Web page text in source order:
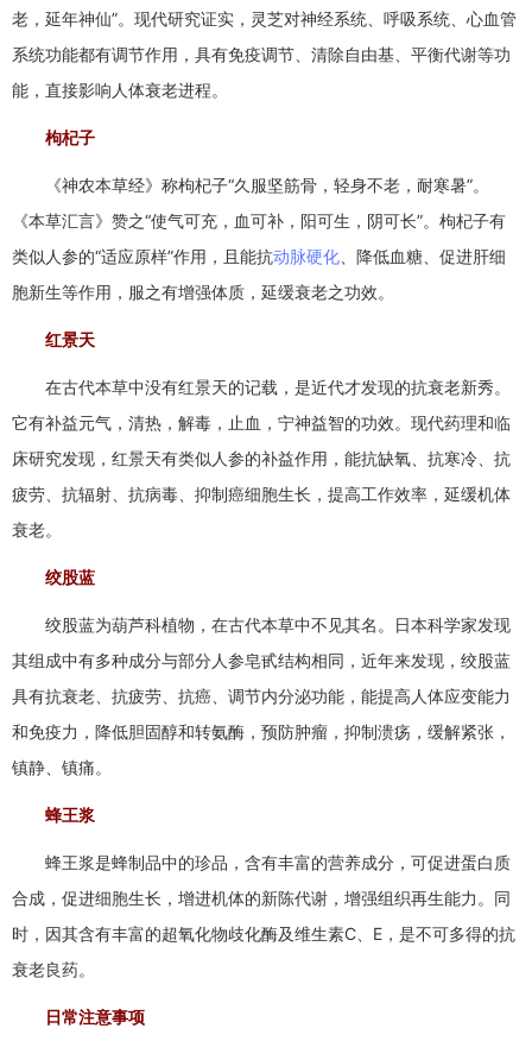
老，延年神仙”。现代研究证实，灵芝对神经系统、呼吸系统、心血管
系统功能都有调节作用，具有免疫调节、清除自由基、平衡代谢等功
能，直接影响人体衰老进程。
枸杞子
《神农本草经》称枸杞子“久服坚筋骨，轻身不老，耐寒暑”。
《本草汇言》赞之“使气可充，血可补，阳可生，阴可长”。枸杞子有
类似人参的“适应原样”作用，且能抗动脉硬化 、降低血糖、促进肝细
胞新生等作用，服之有增强体质，延缓衰老之功效。
红景天
在古代本草中没有红景天的记载，是近代才发现的抗衰老新秀。
它有补益元气，清热，解毒，止血，宁神益智的功效。现代药理和临
床研究发现，红景天有类似人参的补益作用，能抗缺氧、抗寒冷、抗
疲劳、抗辐射、抗病毒、抑制癌细胞生长，提高工作效率，延缓机体
衰老。
绞股蓝
绞股蓝为葫芦科植物，在古代本草中不见其名。日本科学家发现
其组成中有多种成分与部分人参皂甙结构相同，近年来发现，绞股蓝
具有抗衰老、抗疲劳、抗癌、调节内分泌功能，能提高人体应变能力
和免疫力，降低胆固醇和转氨酶，预防肿瘤，抑制溃疡，缓解紧张，
镇静、镇痛。
蜂王浆
蜂王浆是蜂制品中的珍品，含有丰富的营养成分，可促进蛋白质
合成，促进细胞生长，增进机体的新陈代谢，增强组织再生能力。同
时，因其含有丰富的超氧化物歧化酶及维生素C、E，是不可多得的抗
衰老良药。
日常注意事项